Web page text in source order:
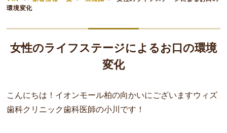
環境変化
女性のライフステージによるお口の環境
変化
こんにちは！ イオンモール柏の向かいにございますウィズ
歯科クリニック歯科医師の小川です！